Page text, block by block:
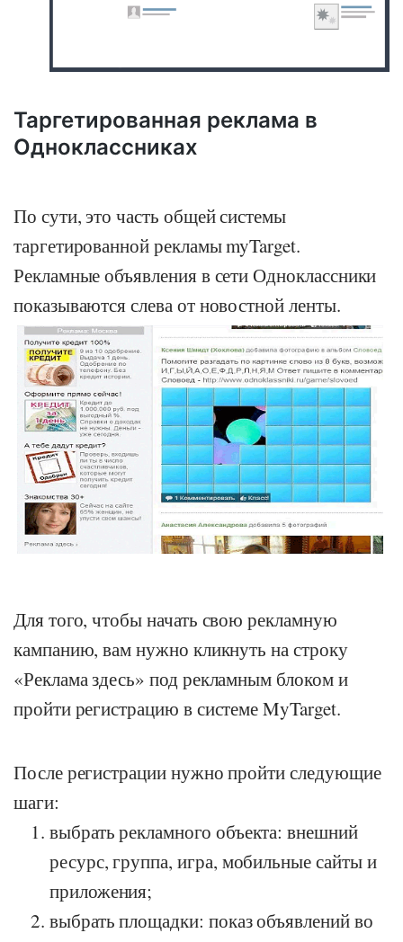
Таргетированная реклама в
Одноклассниках
По сути, это часть общей системы
таргетированной рекламы myTarget.
Рекламные объявления в сети Одноклассники
показываются слева от новостной ленты.
Для того, чтобы начать свою рекламную
кампанию, вам нужно кликнуть на строку
«Реклама здесь» под рекламным блоком и
пройти регистрацию в системе MyTarget.
После регистрации нужно пройти следующие
шаги:
выбрать рекламного объекта: внешний
ресурс, группа, игра, мобильные сайты и
приложения;
выбрать площадки: показ объявлений во